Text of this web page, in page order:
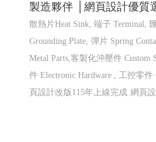
製造夥伴 │網頁設計優質
散熱片Heat Sink, 端子 Terminal,
Grounding Plate, 彈片 Spring
Metal Parts,客製化沖壓件 Custom
件 Electronic Hardware , 工控零件
頁設計改版115年上線完成 網頁